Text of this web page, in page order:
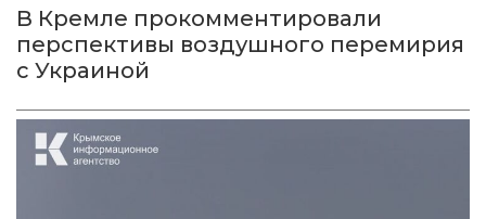
В Кремле прокомментировали
перспективы воздушного перемирия
с Украиной